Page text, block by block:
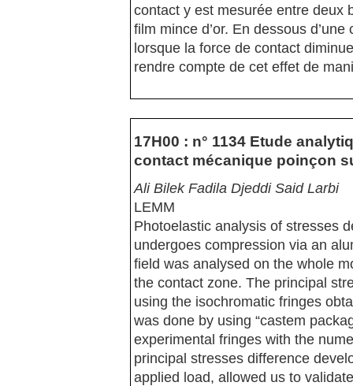
contact y est mesurée entre deux
film mince d’or. En dessous
lorsque la force de contact
rendre compte de cet effet de
17H00 : n° 1134 Etude
contact mécanique poinçon
Ali Bilek Fadila Djeddi Said Larbi
LEMM
Photoelastic analysis of stresses
undergoes compression via an
field was analysed on the whole
the contact zone. The principal
using the isochromatic fringes
was done by using “castem
experimental fringes with the
principal stresses difference
applied load, allowed us to